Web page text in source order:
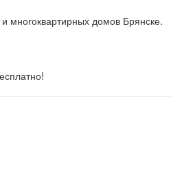
многоквартирных домов Брянске.